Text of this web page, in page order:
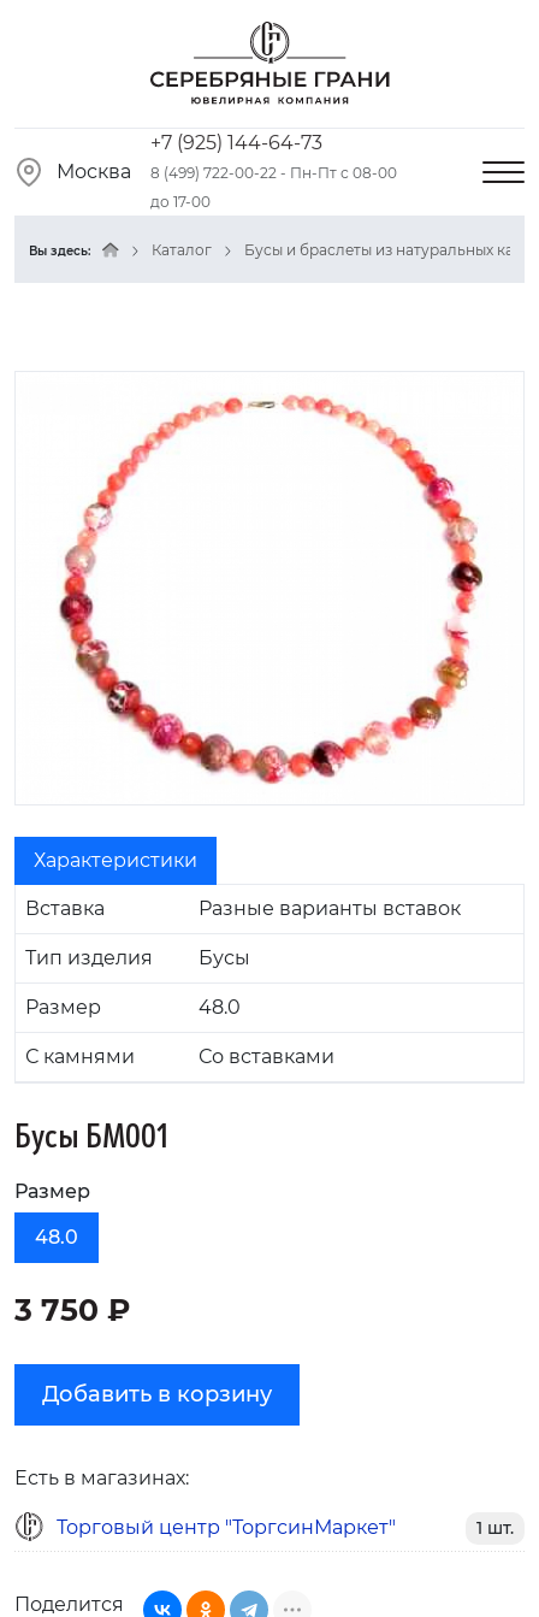
Москва
+7 (925) 144-64-73
8 (499) 722-00-22 - Пн-Пт с 08-00
до 17-00
Вы здесь: Каталог Бусы и браслеты из натуральных
Характеристики
Вставка Разные варианты вставок
Тип изделия Бусы
Размер 48.0
С камнями Со вставками
Бусы БМ001
Размер
48.0
3 750 ₽
Добавить в корзину
Есть в магазинах:
Торговый центр "ТоргсинМаркет" 1 шт.
Поделится